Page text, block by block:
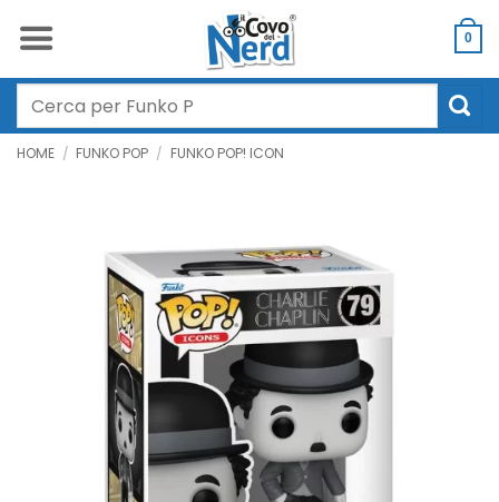
0
Cerca:
HOME / FUNKO POP / FUNKO POP! ICON